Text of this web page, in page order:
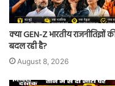
क्या GEN-Z भारतीय राजनीतिज्ञों
बदल रही है?
August 8, 2026